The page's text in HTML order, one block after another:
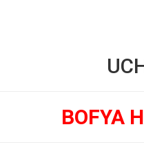
BOFYA